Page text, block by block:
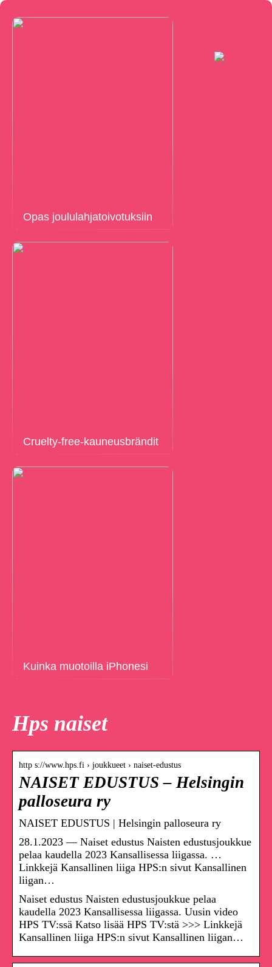
Opas joululahjatoivotuksiin
Cruelty-free-kauneusbrändit
Kuinka muotoilla iPhonesi
Hps naiset
http s://www.hps.fi › joukkueet › naiset-edustus
NAISET EDUSTUS – Helsingin
palloseura ry
NAISET EDUSTUS | Helsingin palloseura ry
28.1.2023 — Naiset edustus Naisten edustusjoukkue
pelaa kaudella 2023 Kansallisessa liigassa. …
Linkkejä Kansallinen liiga HPS:n sivut Kansallinen
liigan…
Naiset edustus Naisten edustusjoukkue pelaa
kaudella 2023 Kansallisessa liigassa. Uusin video
HPS TV:ssä Katso lisää HPS TV:stä >>> Linkkejä
Kansallinen liiga HPS:n sivut Kansallinen liigan…